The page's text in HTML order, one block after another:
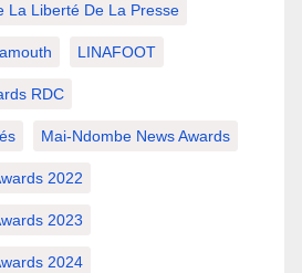
La Liberté De La Presse
LINAFOOT
RDC
Mai-Ndombe News Awards
2022
2023
2024